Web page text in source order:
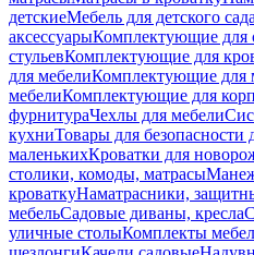
детскиеМебель для детского сада
аксессуарыКомплектующие для
стульевКомплектующие для
для мебелиКомплектующие для
мебелиКомплектующие для
фурнитураЧехлы для мебели
кухниТовары для безопасности
маленькихКроватки для
столики, комоды, матрасы
кроваткуНаматрасники,
мебельСадовые диваны, кресла
уличные столыКомплекты